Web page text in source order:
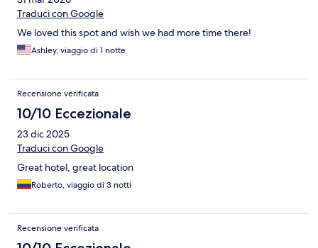
Traduci con Google
We loved this spot and wish we had more time there!
Ashley, viaggio di 1 notte
Recensione verificata
10/10 Eccezionale
23 dic 2025
Traduci con Google
Great hotel, great location
Roberto, viaggio di 3 notti
Recensione verificata